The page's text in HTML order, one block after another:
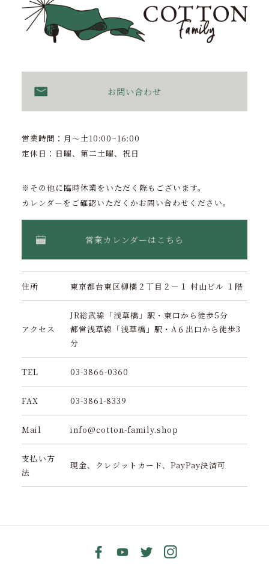
お問い合わせ
営業時間：月〜土10:00~16:00
定休日：日曜、第二土曜、祝日
※その他に臨時休業をいただく際もございます。
カレンダーをご確認いただくかお問い合わせください。
営業カレンダーはこちら
住所 東京都台東区柳橋２丁目２－１ 村山ビル １階
アクセス
JR総武線「浅草橋」駅・東口から徒歩5分
都営浅草線「浅草橋」駅・A６出口から徒歩3
分
TEL 03-3866-0360
FAX 03-3861-8339
Mail info@cotton-family.shop
支払い方
法
現金、クレジットカード、PayPay決済可